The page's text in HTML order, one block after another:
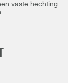
vaste hechting